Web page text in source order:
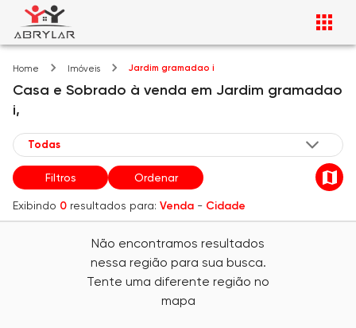
Home Imóveis Jardim gramadao i
Casa e Sobrado à venda em Jardim gramadao
i,
Filtros Ordenar
Exibindo 0 resultados para: Venda - Cidade
Não encontramos resultados
nessa região para sua busca.
Tente uma diferente região no
mapa